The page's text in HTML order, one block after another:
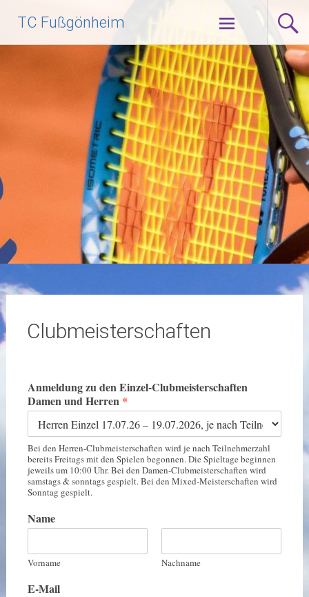
TC Fußgönheim
Clubmeisterschaften
Anmeldung zu den Einzel-Clubmeisterschaften
Damen und Herren *
Bei den Herren-Clubmeisterschaften wird je nach Teilnehmerzahl
bereits Freitags mit den Spielen begonnen. Die Spieltage beginnen
jeweils um 10:00 Uhr. Bei den Damen-Clubmeisterschaften wird
samstags & sonntags gespielt. Bei den Mixed-Meisterschaften wird
Sonntag gespielt.
Name
Vorname Nachname
E-Mail